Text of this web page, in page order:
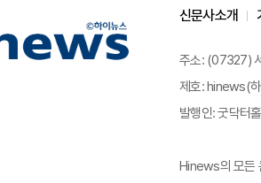
신문사소개
주소: (07327)
제호: hinews(
발행인: 굿닥터
Hinews의 모든